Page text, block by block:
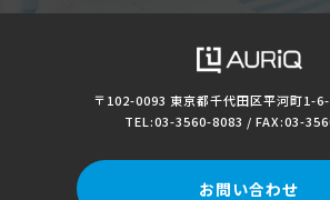
〒102-0093 東京都千代田区平河町1-
TEL:03-3560-8083 / FAX:03-
お問い合わせ